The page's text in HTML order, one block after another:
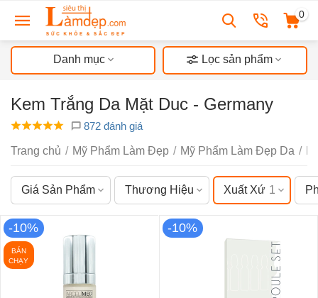
0
Danh mục Lọc sản phẩm
Kem Trắng Da Mặt Duc - Germany
872 đánh giá
Trang chủ / Mỹ Phẩm Làm Đẹp / Mỹ Phẩm Làm Đẹp Da /
Giá Sản Phẩm Thương Hiệu Xuất Xứ 1
-10%
BÁN
CHẠY
-10%